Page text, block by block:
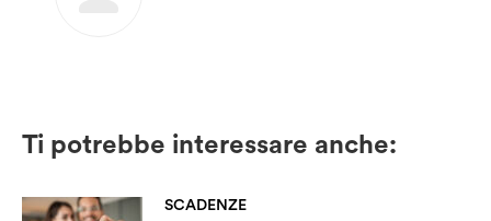
Ti potrebbe interessare anche:
SCADENZE